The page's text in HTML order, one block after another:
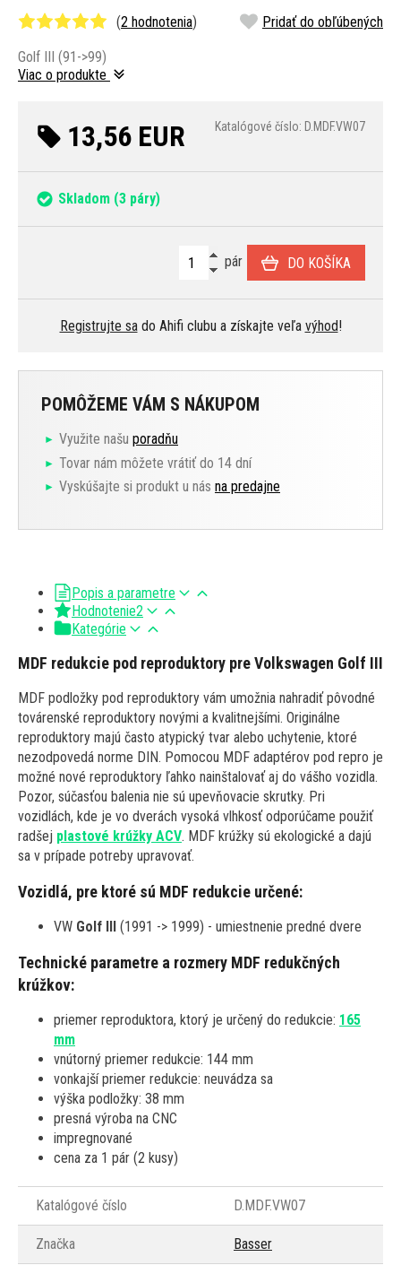
(2 hodnotenia) Pridať do obľúbených
Golf III (91->99)
Viac o produkte
13,56 EUR Katalógové číslo: D.MDF.VW07
Skladom (3 páry)
pár DO KOŠÍKA
Registrujte sado Ahifi clubu a získajte veľa výhod!
POMÔŽEME VÁM S NÁKUPOM
Využite našu poradňu
Tovar nám môžete vrátiť do 14 dní
Vyskúšajte si produkt u nás na predajne
Popis a parametre
Hodnotenie2
Kategórie
MDF redukcie pod reproduktory pre Volkswagen Golf III
MDF podložky pod reproduktory vám umožnia nahradiť pôvodné
továrenské reproduktory novými a kvalitnejšími. Originálne
reproduktory majú často atypický tvar alebo uchytenie, ktoré
nezodpovedá norme DIN. Pomocou MDF adaptérov pod repro je
možné nové reproduktory ľahko nainštalovať aj do vášho vozidla.
Pozor, súčasťou balenia nie sú upevňovacie skrutky. Pri
vozidlách, kde je vo dverách vysoká vlhkosť odporúčame použiť
radšej plastové krúžky ACV. MDF krúžky sú ekologické a dajú
sa v prípade potreby upravovať.
Vozidlá, pre ktoré sú MDF redukcie určené:
VW Golf III (1991 -> 1999) - umiestnenie predné dvere
Technické parametre a rozmery MDF redukčných
krúžkov:
priemer reproduktora, ktorý je určený do redukcie: 165
mm
vnútorný priemer redukcie: 144 mm
vonkajší priemer redukcie: neuvádza sa
výška podložky: 38 mm
presná výroba na CNC
impregnované
cena za 1 pár (2 kusy)
Katalógové číslo D.MDF.VW07
Značka Basser